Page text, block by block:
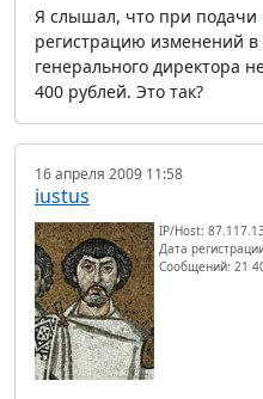
Я слышал, что при подачи
регистрацию изменений в
генерального директора
400 рублей. Это так?
16 апреля 2009 11:58
iustus
IP/Host:
Дата
Сообщений: 21